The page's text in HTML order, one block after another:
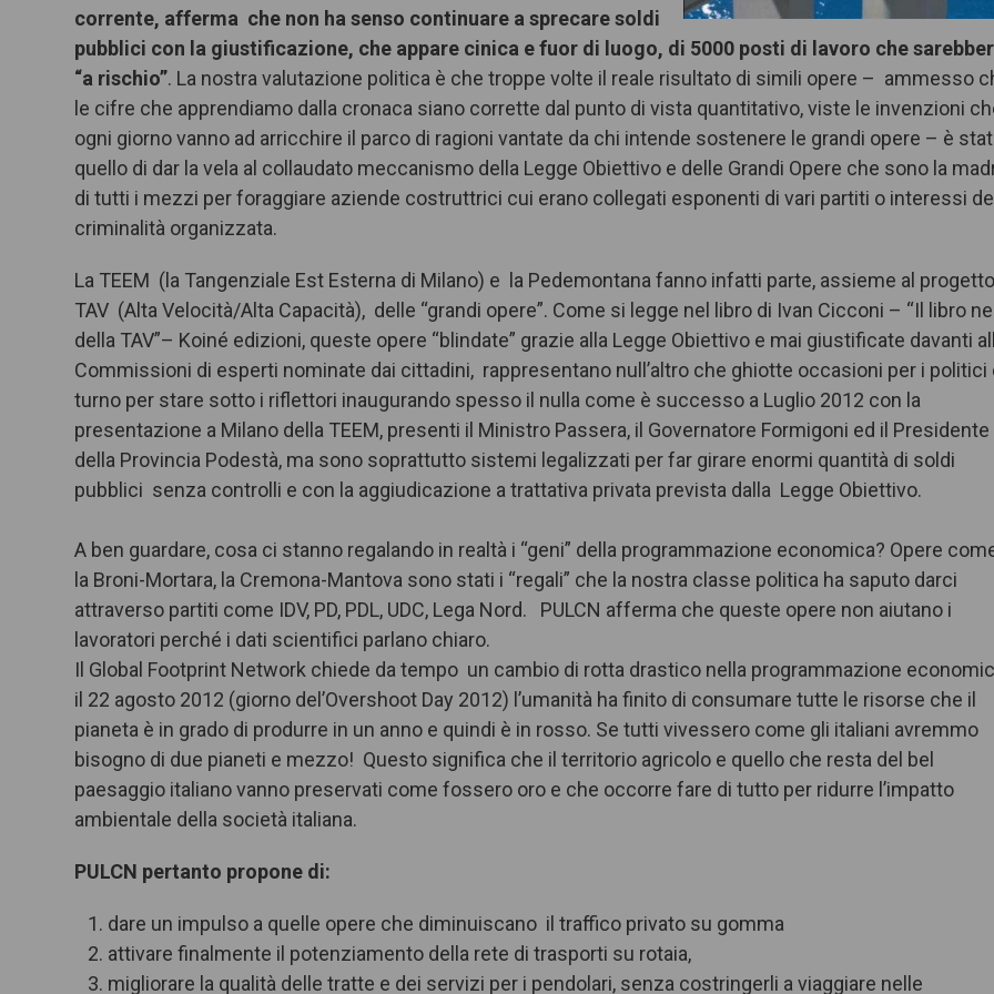
corrente, afferma che non ha senso continuare a sprecare soldi
pubblici con la giustificazione, che appare cinica e fuor di luogo, di 5000 posti di lavoro che
“a rischio”. La nostra valutazione politica è che troppe volte il reale risultato di simili opere – ammesso
le cifre che apprendiamo dalla cronaca siano corrette dal punto di vista quantitativo, viste le invenzioni
ogni giorno vanno ad arricchire il parco di ragioni vantate da chi intende sostenere le grandi opere – è
quello di dar la vela al collaudato meccanismo della Legge Obiettivo e delle Grandi Opere che sono la
di tutti i mezzi per foraggiare aziende costruttrici cui erano collegati esponenti di vari partiti o interessi
criminalità organizzata.
La TEEM (la Tangenziale Est Esterna di Milano) e la Pedemontana fanno infatti parte, assieme al progetto
TAV (Alta Velocità/Alta Capacità), delle “grandi opere”. Come si legge nel libro di Ivan Cicconi – “Il libro
della TAV”– Koiné edizioni, queste opere “blindate” grazie alla Legge Obiettivo e mai giustificate davanti
Commissioni di esperti nominate dai cittadini, rappresentano null’altro che ghiotte occasioni per i politici
turno per stare sotto i riflettori inaugurando spesso il nulla come è successo a Luglio 2012 con la
presentazione a Milano della TEEM, presenti il Ministro Passera, il Governatore Formigoni ed il Presidente
della Provincia Podestà, ma sono soprattutto sistemi legalizzati per far girare enormi quantità di soldi
pubblici senza controlli e con la aggiudicazione a trattativa privata prevista dalla Legge Obiettivo.
A ben guardare, cosa ci stanno regalando in realtà i “geni” della programmazione economica? Opere
la Broni-Mortara, la Cremona-Mantova sono stati i “regali” che la nostra classe politica ha saputo darci
attraverso partiti come IDV, PD, PDL, UDC, Lega Nord. PULCN afferma che queste opere non aiutano i
lavoratori perché i dati scientifici parlano chiaro.
Il Global Footprint Network chiede da tempo un cambio di rotta drastico nella programmazione
il 22 agosto 2012 (giorno del’Overshoot Day 2012) l’umanità ha finito di consumare tutte le risorse che il
pianeta è in grado di produrre in un anno e quindi è in rosso. Se tutti vivessero come gli italiani avremmo
bisogno di due pianeti e mezzo! Questo significa che il territorio agricolo e quello che resta del bel
paesaggio italiano vanno preservati come fossero oro e che occorre fare di tutto per ridurre l’impatto
ambientale della società italiana.
PULCN pertanto propone di:
dare un impulso a quelle opere che diminuiscano il traffico privato su gomma
attivare finalmente il potenziamento della rete di trasporti su rotaia,
migliorare la qualità delle tratte e dei servizi per i pendolari, senza costringerli a viaggiare nelle